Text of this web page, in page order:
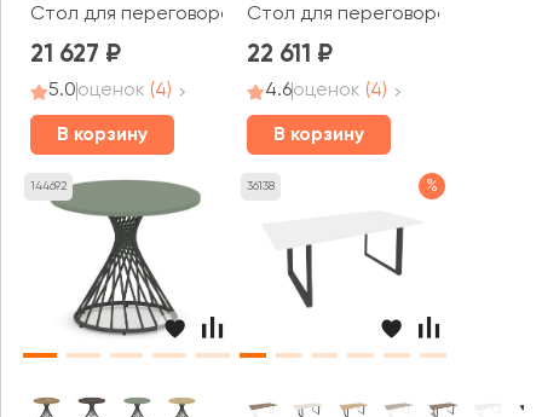
Стол для переговоров (2000*1000*750) 2МТП.002
21 627
5.0оценок (4)
В корзину
Стол для переговоров
22 611
4.6оценок (4)
В корзину
144692 36138 %